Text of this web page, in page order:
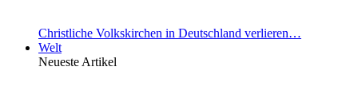
Christliche Volkskirchen in Deutschland verlieren…
Welt
Neueste Artikel